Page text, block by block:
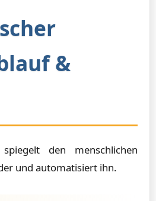
&
den menschlichen
und automatisiert ihn.